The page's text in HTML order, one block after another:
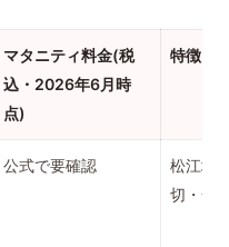
マタニティ料金(税
込・2026年6月時
点)
特徴
公式で要確認
松江城
切・全